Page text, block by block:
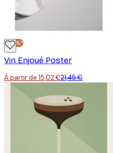
-30%*
Vin Enjoué Poster
À partir de 15,02 €21,45 €